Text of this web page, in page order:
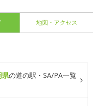
地図・アクセス
県の道の駅・SA/PA一覧